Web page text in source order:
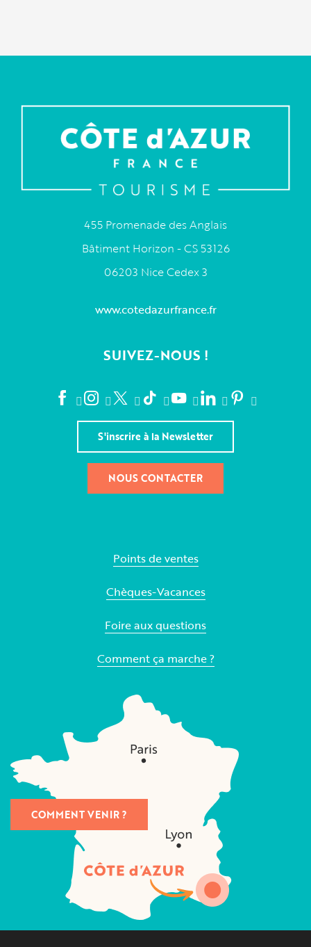
455 Promenade des Anglais
Bâtiment Horizon - CS 53126
06203 Nice Cedex 3
www.cotedazurfrance.fr
SUIVEZ-NOUS !
S'inscrire à la Newsletter
NOUS CONTACTER
Points de ventes
Chèques-Vacances
Foire aux questions
Comment ça marche ?
COMMENT VENIR ?